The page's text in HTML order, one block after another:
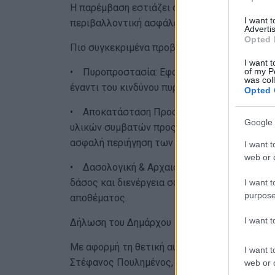
I want
Opted
I want
of my
was
Opted
Google
I want
web or
I want
I want
I want
web or
Η παρέμβαση εστιάζει στην ολοκληρωμένη
περιβαλλοντική ασφάλεια με την ιστορική
Πιο συγκεκριμένα προβλέπει:
• Πυροπροστασία: Εφαρμογή σύγχρονων
έναντι του κινδύνου πυρκαγιάς.
• Αποκατάσταση Προσβασιμότητας:
υλικών συμβατών προς το περιβάλλον,
ασφαλή περιήγηση των επισκεπτών.
• Δασολογική & Αρχαιολογική Προστασία:
δάσος και διενέργεια σωστικών
αποθέματος.
Δήλωση του Δημάρχου
Με αφορμή τη θετική αυτή εξέλιξη, ο
Στέφανος Πουλημένος, δήλωσε: